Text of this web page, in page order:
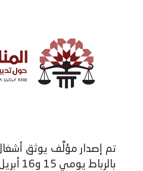
تم إصدار مؤلَّف يوثق أشغال